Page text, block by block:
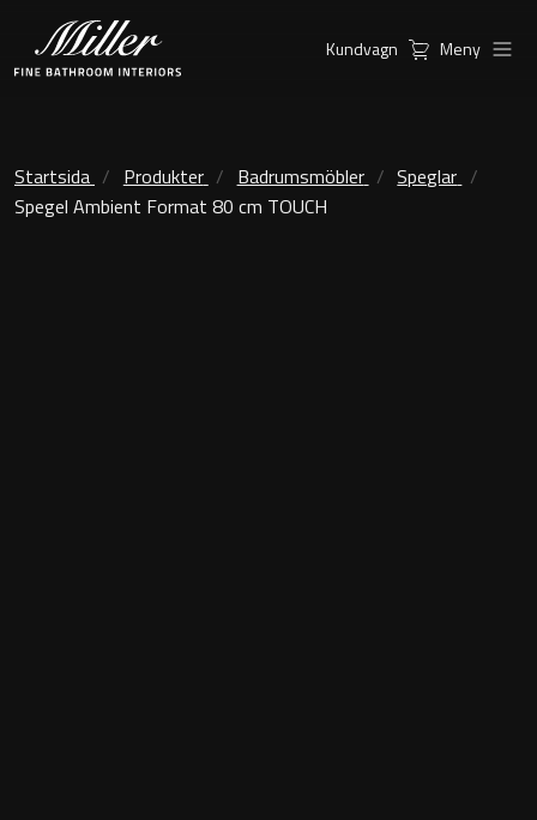
Kommoder
Serier
Ambient Speglar
Inspiration
Kundvagn Meny
Startsida Produkter Badrumsmöbler
Speglar
Spegel Ambient Format 80 cm TOUCH